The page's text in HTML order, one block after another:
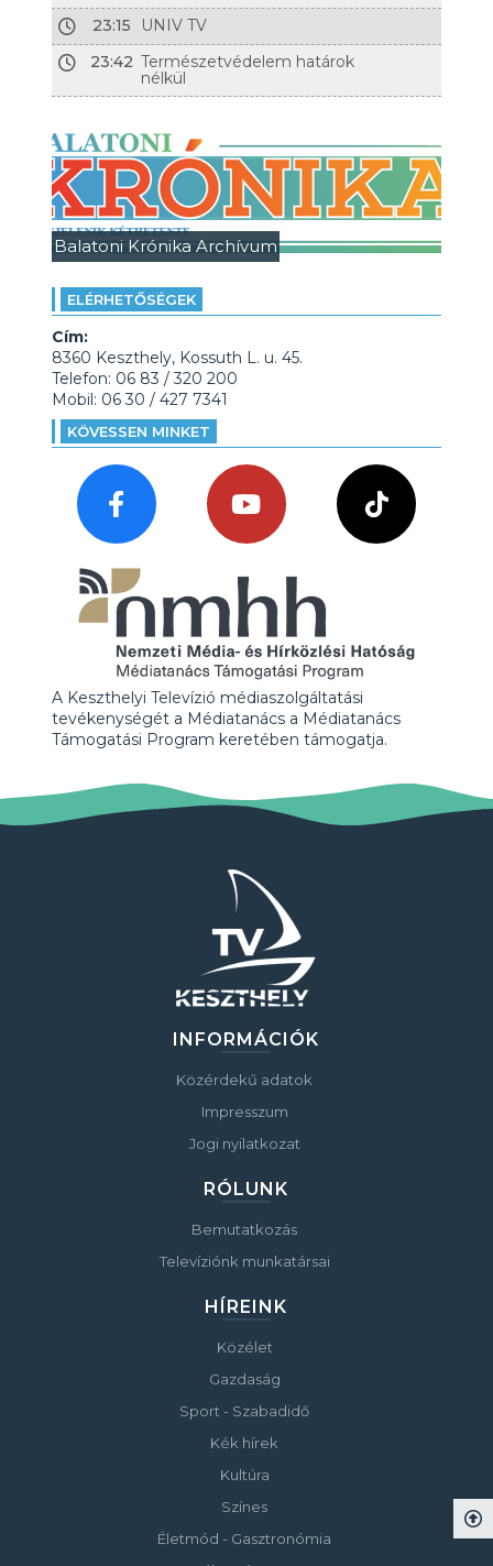
23:15
UNIV TV
23:42 Természetvédelem határok
nélkül
Balatoni Krónika Archívum
ELÉRHETŐSÉGEK
Cím:
8360 Keszthely, Kossuth L. u. 45.
Telefon: 06 83 / 320 200
Mobil: 06 30 / 427 7341
KÖVESSEN MINKET
A Keszthelyi Televízió médiaszolgáltatási
tevékenységét a Médiatanács a Médiatanács
Támogatási Program keretében támogatja.
INFORMÁCIÓK
Közérdekű adatok
Impresszum
Jogi nyilatkozat
RÓLUNK
Bemutatkozás
Televíziónk munkatársai
HÍREINK
Közélet
Gazdaság
Sport - Szabadidő
Kék hírek
Kultúra
Színes
Életmód - Gasztronómia